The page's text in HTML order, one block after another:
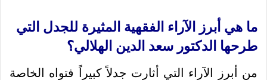
ما هي أبرز الآراء الفقهية المثيرة للجدل التي
طرحها الدكتور سعد الدين الهلالي؟
من أبرز الآراء التي أثارت جدلاً كبيراً فتواه الخاصة